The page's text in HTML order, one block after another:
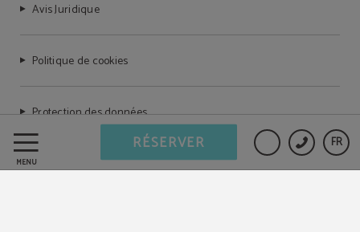
MENU
FR
RÉSERVER
Avis Juridique
Politique de cookies
Protection des données
Livre de réclamations